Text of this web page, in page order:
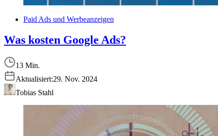
Paid Ads und Werbeanzeigen
Was kosten Google Ads?
13 Min.
Aktualisiert:29. Nov. 2024
Tobias Stahl